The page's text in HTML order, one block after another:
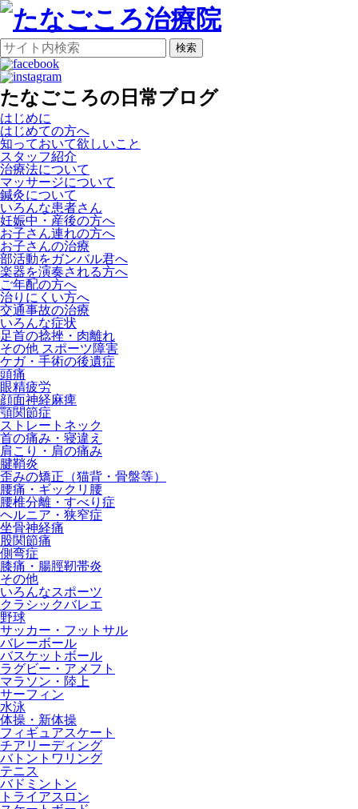
検索
たなごころの日常ブログ
はじめに
はじめての方へ
知っておいて欲しいこと
スタッフ紹介
治療法について
マッサージについて
鍼灸について
いろんな患者さん
妊娠中・産後の方へ
お子さん連れの方へ
お子さんの治療
部活動をガンバル君へ
楽器を演奏される方へ
ご年配の方へ
治りにくい方へ
交通事故の治療
いろんな症状
足首の捻挫・肉離れ
その他 スポーツ障害
ケガ・手術の後遺症
頭痛
眼精疲労
顔面神経麻痺
顎関節症
ストレートネック
首の痛み・寝違え
肩こり・肩の痛み
腱鞘炎
歪みの矯正（猫背・骨盤等）
腰痛・ギックリ腰
腰椎分離・すべり症
ヘルニア・狭窄症
坐骨神経痛
股関節痛
側弯症
膝痛・腸脛靭帯炎
その他
いろんなスポーツ
クラシックバレエ
野球
サッカー・フットサル
バレーボール
バスケットボール
ラグビー・アメフト
マラソン・陸上
サーフィン
水泳
体操・新体操
フィギュアスケート
チアリーディング
バトントワリング
テニス
バドミントン
トライアスロン